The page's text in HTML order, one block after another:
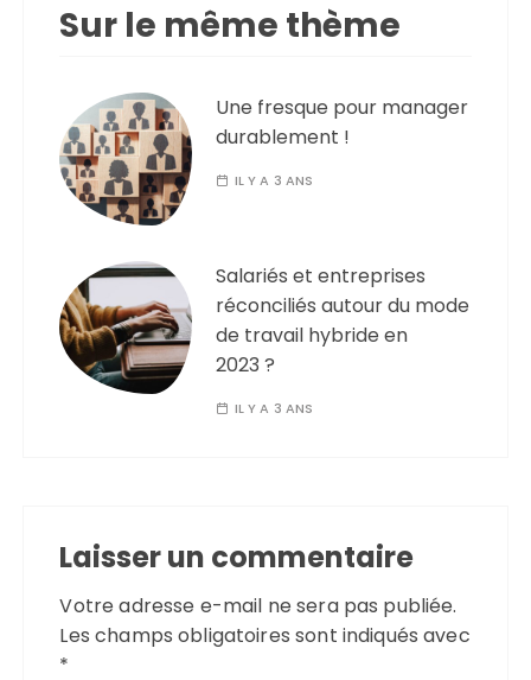
Sur le même thème
Une fresque pour manager
durablement !
IL Y A 3 ANS
Salariés et entreprises
réconciliés autour du mode
de travail hybride en
2023 ?
IL Y A 3 ANS
Laisser un commentaire
Votre adresse e-mail ne sera pas publiée.
Les champs obligatoires sont indiqués avec
*